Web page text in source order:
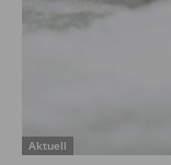
Aktuell